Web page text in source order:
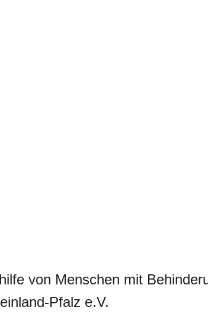
von Menschen mit
Pfalz e.V.